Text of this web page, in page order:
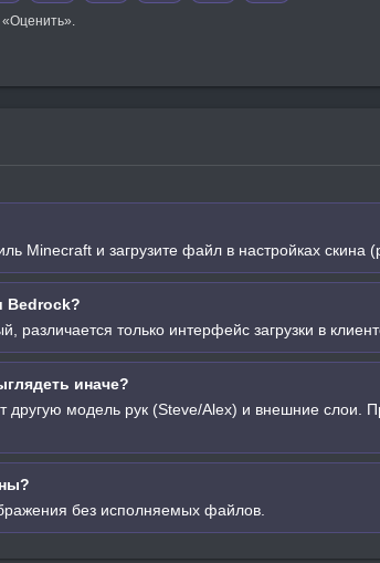
Minecraft и загрузите файл в настройках скина
Bedrock?
различается только интерфейс загрузки в
иначе?
другую модель рук (Steve/Alex) и внешние слои.
без исполняемых файлов.